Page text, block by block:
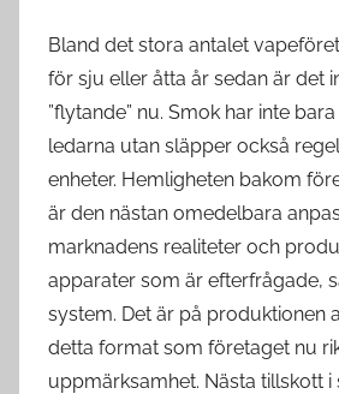
Bland det stora antalet
för sju eller åtta år sedan är det
”flytande” nu. Smok har inte
ledarna utan släpper också
enheter. Hemligheten bakom
är den nästan omedelbara
marknadens realiteter och
apparater som är efterfrågade,
system. Det är på produktionen
detta format som företaget nu
uppmärksamhet. Nästa tillskott i